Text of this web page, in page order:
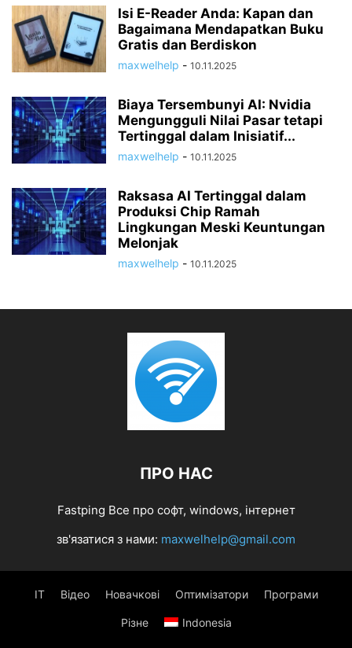
Isi E-Reader Anda: Kapan dan
Bagaimana Mendapatkan Buku
Gratis dan Berdiskon
maxwelhelp - 10.11.2025
Biaya Tersembunyi AI: Nvidia
Mengungguli Nilai Pasar tetapi
Tertinggal dalam Inisiatif...
maxwelhelp - 10.11.2025
Raksasa AI Tertinggal dalam
Produksi Chip Ramah
Lingkungan Meski Keuntungan
Melonjak
maxwelhelp - 10.11.2025
ПРО НАС
Fastping Все про софт, windows, інтернет
зв'язатися з нами: maxwelhelp@gmail.com
IT Відео Новачкові Оптимізатори Програми
Різне Indonesia